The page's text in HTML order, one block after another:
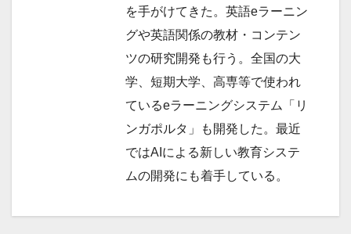
を手がけてきた。英語eラーニン
グや英語関係の教材・コンテン
ツの研究開発も行う。全国の大
学、短期大学、高専等で使われ
ているeラーニングシステム「リ
ンガポルタ」も開発した。最近
ではAIによる新しい教育システ
ムの開発にも着手している。